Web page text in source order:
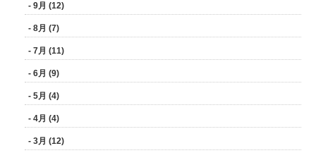
- 9月 (12)
- 8月 (7)
- 7月 (11)
- 6月 (9)
- 5月 (4)
- 4月 (4)
- 3月 (12)